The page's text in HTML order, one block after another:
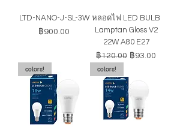
LTD-NANO-J-SL-3W
ราคา
฿900.00
หลอดไฟ LED BULB
Lamptan Gloss V2
22W A80 E27
ราคาปกติ
฿120.00 ราคาขายลด
฿93.00
colors!
colors!